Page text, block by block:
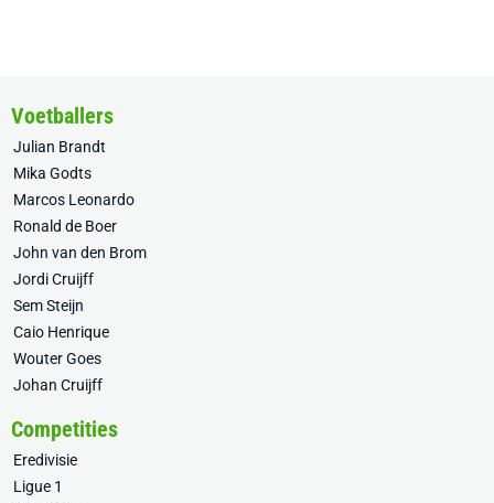
Voetballers
Julian Brandt
Mika Godts
Marcos Leonardo
Ronald de Boer
John van den Brom
Jordi Cruijff
Sem Steijn
Caio Henrique
Wouter Goes
Johan Cruijff
Competities
Eredivisie
Ligue 1